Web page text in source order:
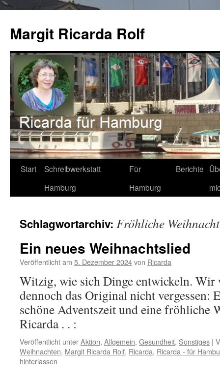
springen
Margit Ricarda Rolf
Start
Schreibwerkstatt
Hamburg
Für
Hamburg
Berichte
Schlagwortarchiv: Fröhliche
Ein neues Weihnachtslied
Veröffentlicht am 5. Dezember 2024von Ricarda
Witzig, wie sich Dinge entwickeln. Wir
dennoch das Original nicht vergessen:
schöne Adventszeit und eine fröhliche
Ricarda . . :
Veröffentlicht unterAktion, Allgemein, Gesundheit, Sonstiges |
Weihnachten, Margit Ricarda Rolf, Ricarda, Ricarda - für
hinterlassen